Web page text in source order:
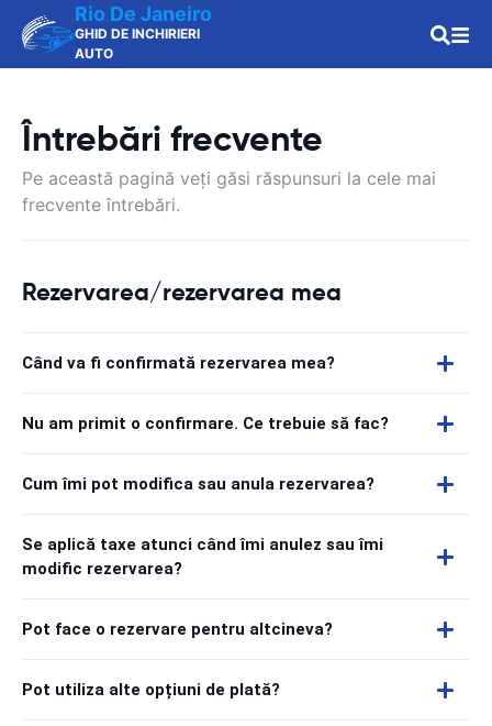
Rio De Janeiro
GHID DE INCHIRIERI
AUTO
Întrebări frecvente
Pe această pagină veți găsi răspunsuri la cele mai
frecvente întrebări.
Rezervarea/rezervarea mea
Când va fi confirmată rezervarea mea?
Nu am primit o confirmare. Ce trebuie să fac?
Cum îmi pot modifica sau anula rezervarea?
Se aplică taxe atunci când îmi anulez sau îmi
modific rezervarea?
Pot face o rezervare pentru altcineva?
Pot utiliza alte opțiuni de plată?